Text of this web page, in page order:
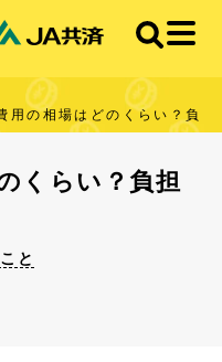
用の相場はどのくらい？負
くらい？負担
と